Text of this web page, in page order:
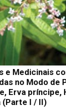
e Medicinais
no Modo de
Erva príncipe,
(Parte I / II)